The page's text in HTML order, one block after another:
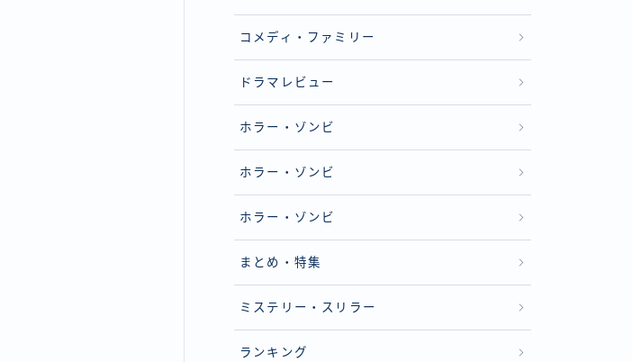
コメディ・ファミリー
ドラマレビュー
ホラー・ゾンビ
ホラー・ゾンビ
ホラー・ゾンビ
まとめ・特集
ミステリー・スリラー
ランキング